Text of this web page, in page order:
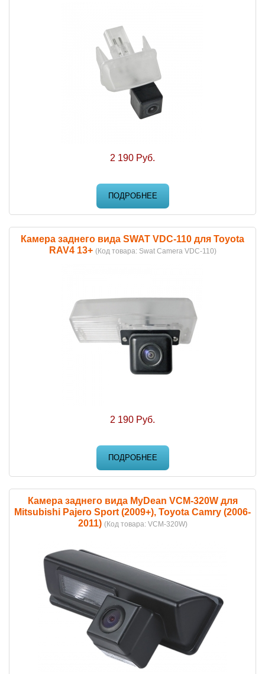
2 190 Руб.
ПОДРОБНЕЕ
Камера заднего вида SWAT VDC-110 для Toyota
RAV4 13+ (Код товара: Swat Camera VDC-110)
2 190 Руб.
ПОДРОБНЕЕ
Камера заднего вида MyDean VCM-320W для
Mitsubishi Pajero Sport (2009+), Toyota Camry (2006-
2011) (Код товара: VCM-320W)